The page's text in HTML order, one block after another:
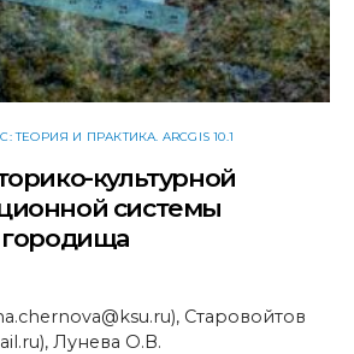
ТЕОРИЯ И ПРАКТИКА. ARCGIS 10.1
культурной
системы
городища
Старовойтов
Лунева О.В.